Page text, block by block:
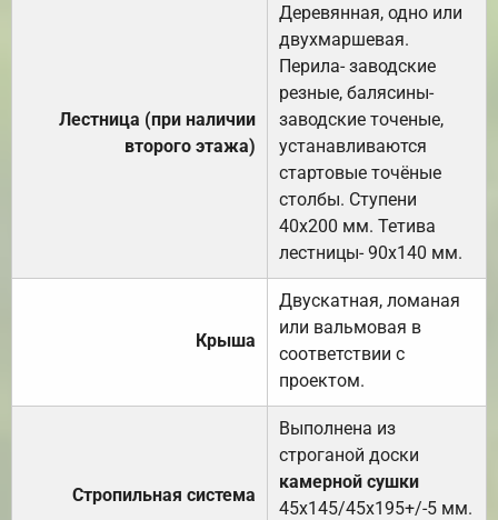
Лестница (при наличии
второго этажа)
Деревянная, одно или
двухмаршевая.
Перила- заводские
резные, балясины-
заводские точеные,
устанавливаются
стартовые точёные
столбы. Ступени
40х200 мм. Тетива
лестницы- 90х140 мм.
Крыша
Двускатная, ломаная
или вальмовая в
соответствии с
проектом.
Стропильная система
Выполнена из
строганой доски
камерной сушки
45х145/45х195+/-5 мм.